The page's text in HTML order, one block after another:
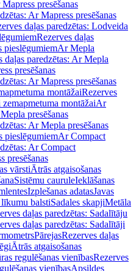
presēšanas
Ar Mapress presēšanas
daļas paredzētas: Lodveida
Rezerves daļas
pieslēgumiemAr Mepla
daļas paredzētas: Ar Mepla
presēšanas
Ar Mapress presēšanas
montāžaiRezerves
montāžaiAr
presēšanas
Ar Mepla presēšanas
pieslēgumiemAr Compact
Ar Compact
presēšanas
vārstiĀtrās atgaisošanas
Sistēmu cauruleIeklāšanas
Izplešanas adatasJavas
balstiSadales skapjiMetāla
daļas paredzētas: Sadalītāju
daļas paredzētas: Sadalītāji
PārejasRezerves daļas
Ātrās atgaisošanas
regulēšanas vienībasRezerves
vienībasApsildes